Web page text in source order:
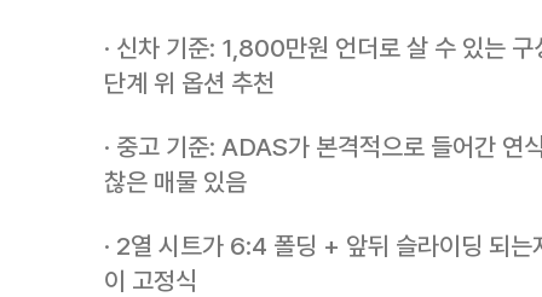
· 신차 기준: 1,800만원 언더로 살 수 있는
단계 위 옵션 추천
· 중고 기준: ADAS가 본격적으로 들어간
찮은 매물 있음
· 2열 시트가 6:4 폴딩 + 앞뒤 슬라이딩 되
이 고정식